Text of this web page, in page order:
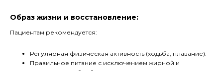
Образ жизни и восстановление:
Пациентам рекомендуется:
Регулярная физическая активность (ходьба, плавание).
Правильное питание с исключением жирной и